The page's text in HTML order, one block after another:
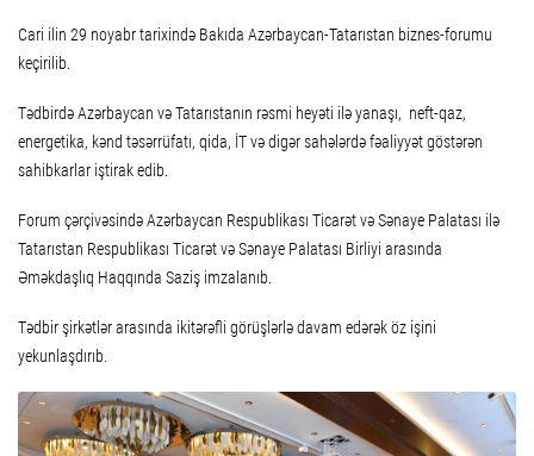
Cari ilin 29 noyabr tarixində Bakıda Azərbaycan-Tatarıstan biznes-forumu
keçirilib.
Tədbirdə Azərbaycan və Tatarıstanın rəsmi heyəti ilə yanaşı, neft-qaz,
energetika, kənd təsərrüfatı, qida, İT və digər sahələrdə fəaliyyət göstərən
sahibkarlar iştirak edib.
Forum çərçivəsində Azərbaycan Respublikası Ticarət və Sənaye Palatası ilə
Tatarıstan Respublikası Ticarət və Sənaye Palatası Birliyi arasında
Əməkdaşlıq Haqqında Saziş imzalanıb.
Tədbir şirkətlər arasında ikitərəfli görüşlərlə davam edərək öz işini
yekunlaşdırıb.